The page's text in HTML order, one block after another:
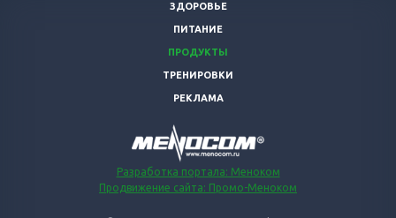
ЗДОРОВЬЕ
ПИТАНИЕ
ПРОДУКТЫ
ТРЕНИРОВКИ
РЕКЛАМА
Разработка портала: Меноком
Продвижение сайта: Промо-Меноком